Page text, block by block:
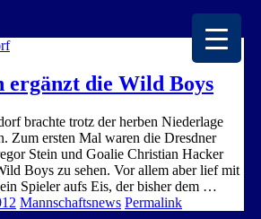
ergänzt die Wild Boys
brachte trotz der herben Niederlage
Zum ersten Mal waren die Dresdner
Stein und Goalie Christian Hacker
Boys zu sehen. Vor allem aber lief mit
Spieler aufs Eis, der bisher dem …
Mannschaftsnews Permalink